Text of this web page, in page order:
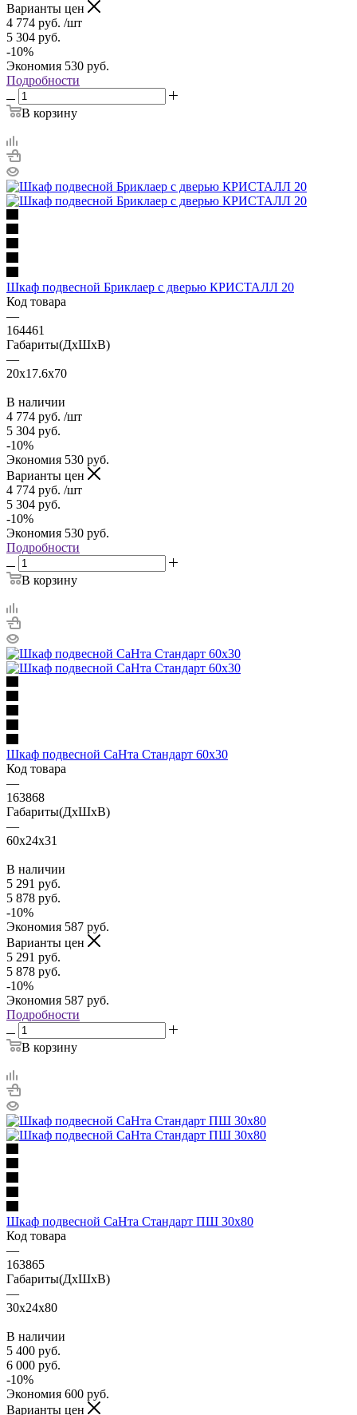
Варианты цен
4 774 руб. /шт
5 304 руб.
-10%
Экономия 530 руб.
Подробности
В корзину
Шкаф подвесной Бриклаер с дверью КРИСТАЛЛ 20
Код товара
—
164461
Габариты(ДхШхВ)
—
20x17.6x70
В наличии
4 774 руб. /шт
5 304 руб.
-10%
Экономия 530 руб.
Варианты цен
4 774 руб. /шт
5 304 руб.
-10%
Экономия 530 руб.
Подробности
В корзину
Шкаф подвесной СаНта Стандарт 60x30
Код товара
—
163868
Габариты(ДхШхВ)
—
60x24x31
В наличии
5 291 руб.
5 878 руб.
-10%
Экономия 587 руб.
Варианты цен
5 291 руб.
5 878 руб.
-10%
Экономия 587 руб.
Подробности
В корзину
Шкаф подвесной СаНта Стандарт ПШ 30x80
Код товара
—
163865
Габариты(ДхШхВ)
—
30x24x80
В наличии
5 400 руб.
6 000 руб.
-10%
Экономия 600 руб.
Варианты цен